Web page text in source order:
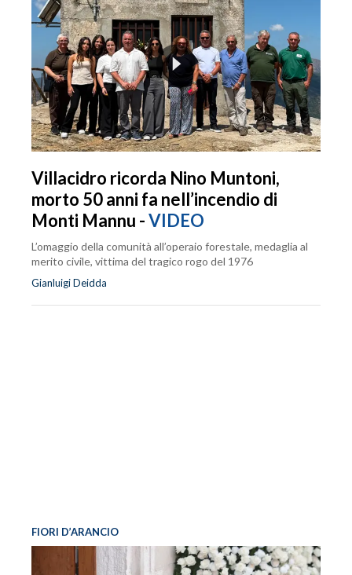
Villacidro ricorda Nino Muntoni,
morto 50 anni fa nell’incendio di
Monti Mannu -VIDEO
L’omaggio della comunità all’operaio forestale, medaglia al
merito civile, vittima del tragico rogo del 1976
Gianluigi Deidda
FIORI D’ARANCIO